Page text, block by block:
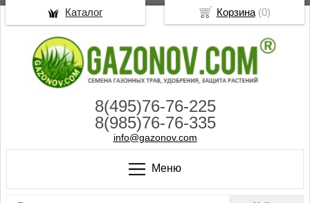
8(495)76-76-225
8(985)76-76-335
info@gazonov.com
Меню
Корзина(0)
Каталог